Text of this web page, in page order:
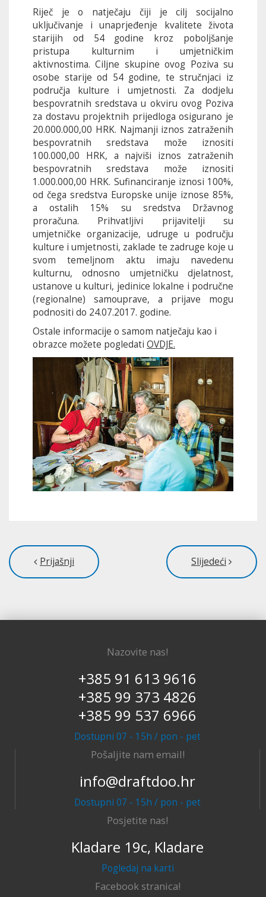
Riječ je o natječaju čiji je cilj socijalno
uključivanje i unaprjeđenje kvalitete života
starijih od 54 godine kroz poboljšanje
pristupa kulturnim i umjetničkim
aktivnostima. Ciljne skupine ovog Poziva su
osobe starije od 54 godine, te stručnjaci iz
područja kulture i umjetnosti. Za dodjelu
bespovratnih sredstava u okviru ovog Poziva
za dostavu projektnih prijedloga osigurano je
20.000.000,00 HRK. Najmanji iznos zatraženih
bespovratnih sredstava može iznositi
100.000,00 HRK, a najviši iznos zatraženih
bespovratnih sredstava može iznositi
1.000.000,00 HRK. Sufinanciranje iznosi 100%,
od čega sredstva Europske unije iznose 85%,
a ostalih 15% su sredstva Državnog
proračuna. Prihvatljivi prijavitelji su
umjetničke organizacije, udruge u području
kulture i umjetnosti, zaklade te zadruge koje u
svom temeljnom aktu imaju navedenu
kulturnu, odnosno umjetničku djelatnost,
ustanove u kulturi, jedinice lokalne i područne
(regionalne) samouprave, a prijave mogu
podnositi do 24.07.2017. godine.
Ostale informacije o samom natječaju kao i
obrazce možete pogledati OVDJE.
Prijašnji Slijedeći
Nazovite nas!
+385 91 613 9616
+385 99 373 4826
+385 99 537 6966
Dostupni 07 - 15h / pon - pet
Pošaljite nam email!
info@draftdoo.hr
Dostupni 07 - 15h / pon - pet
Posjetite nas!
Kladare 19c, Kladare
Pogledaj na karti
Facebook stranica!